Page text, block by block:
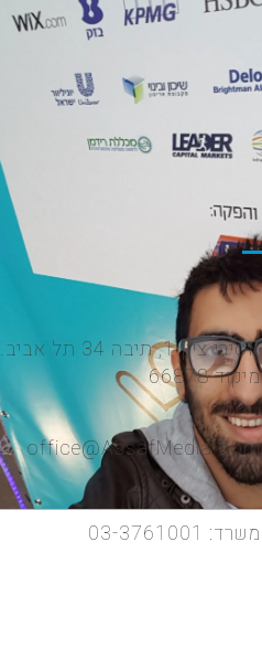
אסירי ציון 1, תיבה 34 תל אביב.
מיקוד 66878
office@AssafMedia.com
משרד: 03-3761001